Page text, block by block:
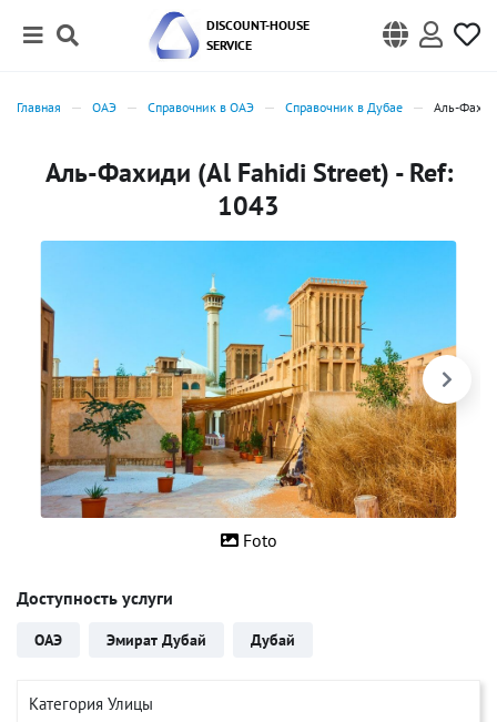
DISCOUNT-HOUSE
SERVICE
Главная ОАЭ Справочник в ОАЭ Справочник в Дубае Аль-
Аль-Фахиди (Al Fahidi Street) - Ref:
1043
Foto
Доступность услуги
ОАЭ Эмират Дубай Дубай
Категория Улицы